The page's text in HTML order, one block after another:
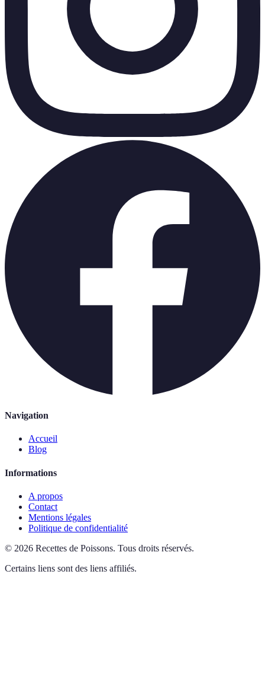
Navigation
Accueil
Blog
Informations
A propos
Contact
Mentions légales
Politique de confidentialité
© 2026 Recettes de Poissons. Tous droits réservés.
Certains liens sont des liens affiliés.